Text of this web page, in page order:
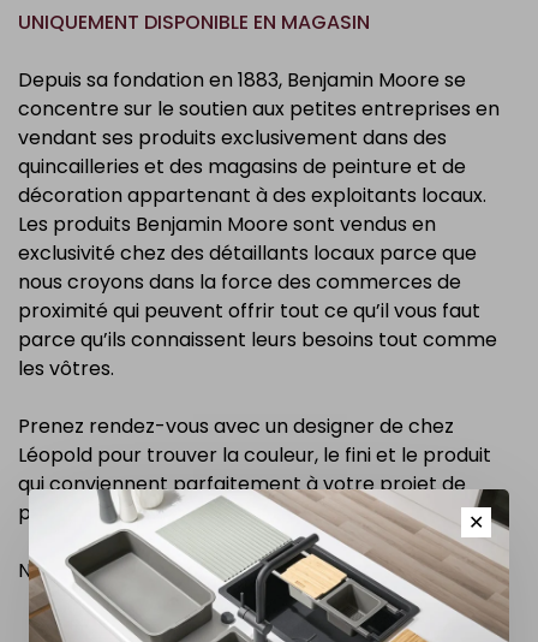
UNIQUEMENT DISPONIBLE EN MAGASIN
Depuis sa fondation en 1883, Benjamin Moore se
concentre sur le soutien aux petites entreprises en
vendant ses produits exclusivement dans des
quincailleries et des magasins de peinture et de
décoration appartenant à des exploitants locaux.
Les produits Benjamin Moore sont vendus en
exclusivité chez des détaillants locaux parce que
nous croyons dans la force des commerces de
proximité qui peuvent offrir tout ce qu’il vous faut
parce qu’ils connaissent leurs besoins tout comme
les vôtres.
Prenez rendez-vous avec un designer de chez
Léopold pour trouver la couleur, le fini et le produit
qui conviennent parfaitement à votre projet de
peinture ou de teinture.
Nous contacter
✕